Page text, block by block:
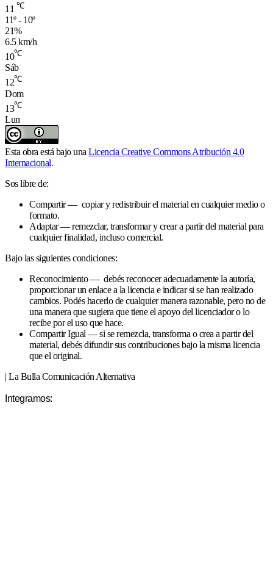
11 ℃
11º - 10º
21%
6.5 km/h
10℃
Sáb
12℃
Dom
13℃
Lun
Esta obra está bajo una Licencia Creative Commons Atribución 4.0
Internacional.
Sos libre de:
Compartir — copiar y redistribuir el material en cualquier medio o
formato.
Adaptar — remezclar, transformar y crear a partir del material para
cualquier finalidad, incluso comercial.
Bajo las siguientes condiciones:
Reconocimiento — debés reconocer adecuadamente la autoría,
proporcionar un enlace a la licencia e indicar si se han realizado
cambios. Podés hacerlo de cualquier manera razonable, pero no de
una manera que sugiera que tiene el apoyo del licenciador o lo
recibe por el uso que hace.
Compartir Igual — si se remezcla, transforma o crea a partir del
material, debés difundir sus contribuciones bajo la misma licencia
que el original.
| La Bulla Comunicación Alternativa
Integramos: